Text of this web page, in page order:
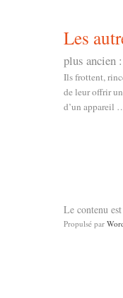
Les
plus ancien :
Ils frottent,
de leur offrir
d’un appareil
Le contenu
Propulsé par